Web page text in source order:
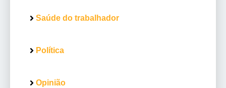
Saúde do trabalhador
Política
Opinião